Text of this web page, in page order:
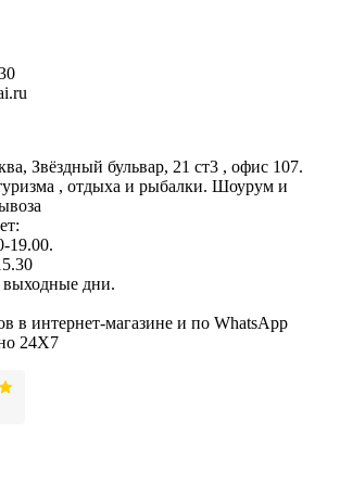
Звёздный бульвар, 21 ст3 , офис 107.
, отдыха и рыбалки. Шоурум и
19.00.
дни.
в интернет-магазине и по WhatsApp
24X7